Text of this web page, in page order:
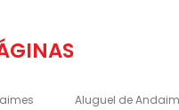
Aluguel de